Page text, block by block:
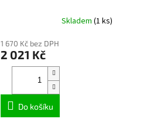
Skladem (1 ks)
1 670 Kč bez DPH
2 021 Kč
Do košíku